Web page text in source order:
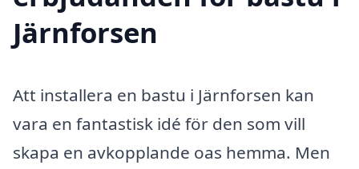
Järnforsen
Att installera en bastu i Järnforsen kan
vara en fantastisk idé för den som vill
skapa en avkopplande oas hemma. Men